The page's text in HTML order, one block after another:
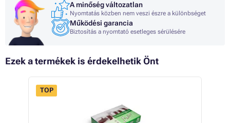
A minőség változatlan
Nyomtatás közben nem veszi észre a különbséget
Működési garancia
Biztosítás a nyomtató esetleges sérülésére
Ezek a termékek is érdekelhetik Önt
TOP